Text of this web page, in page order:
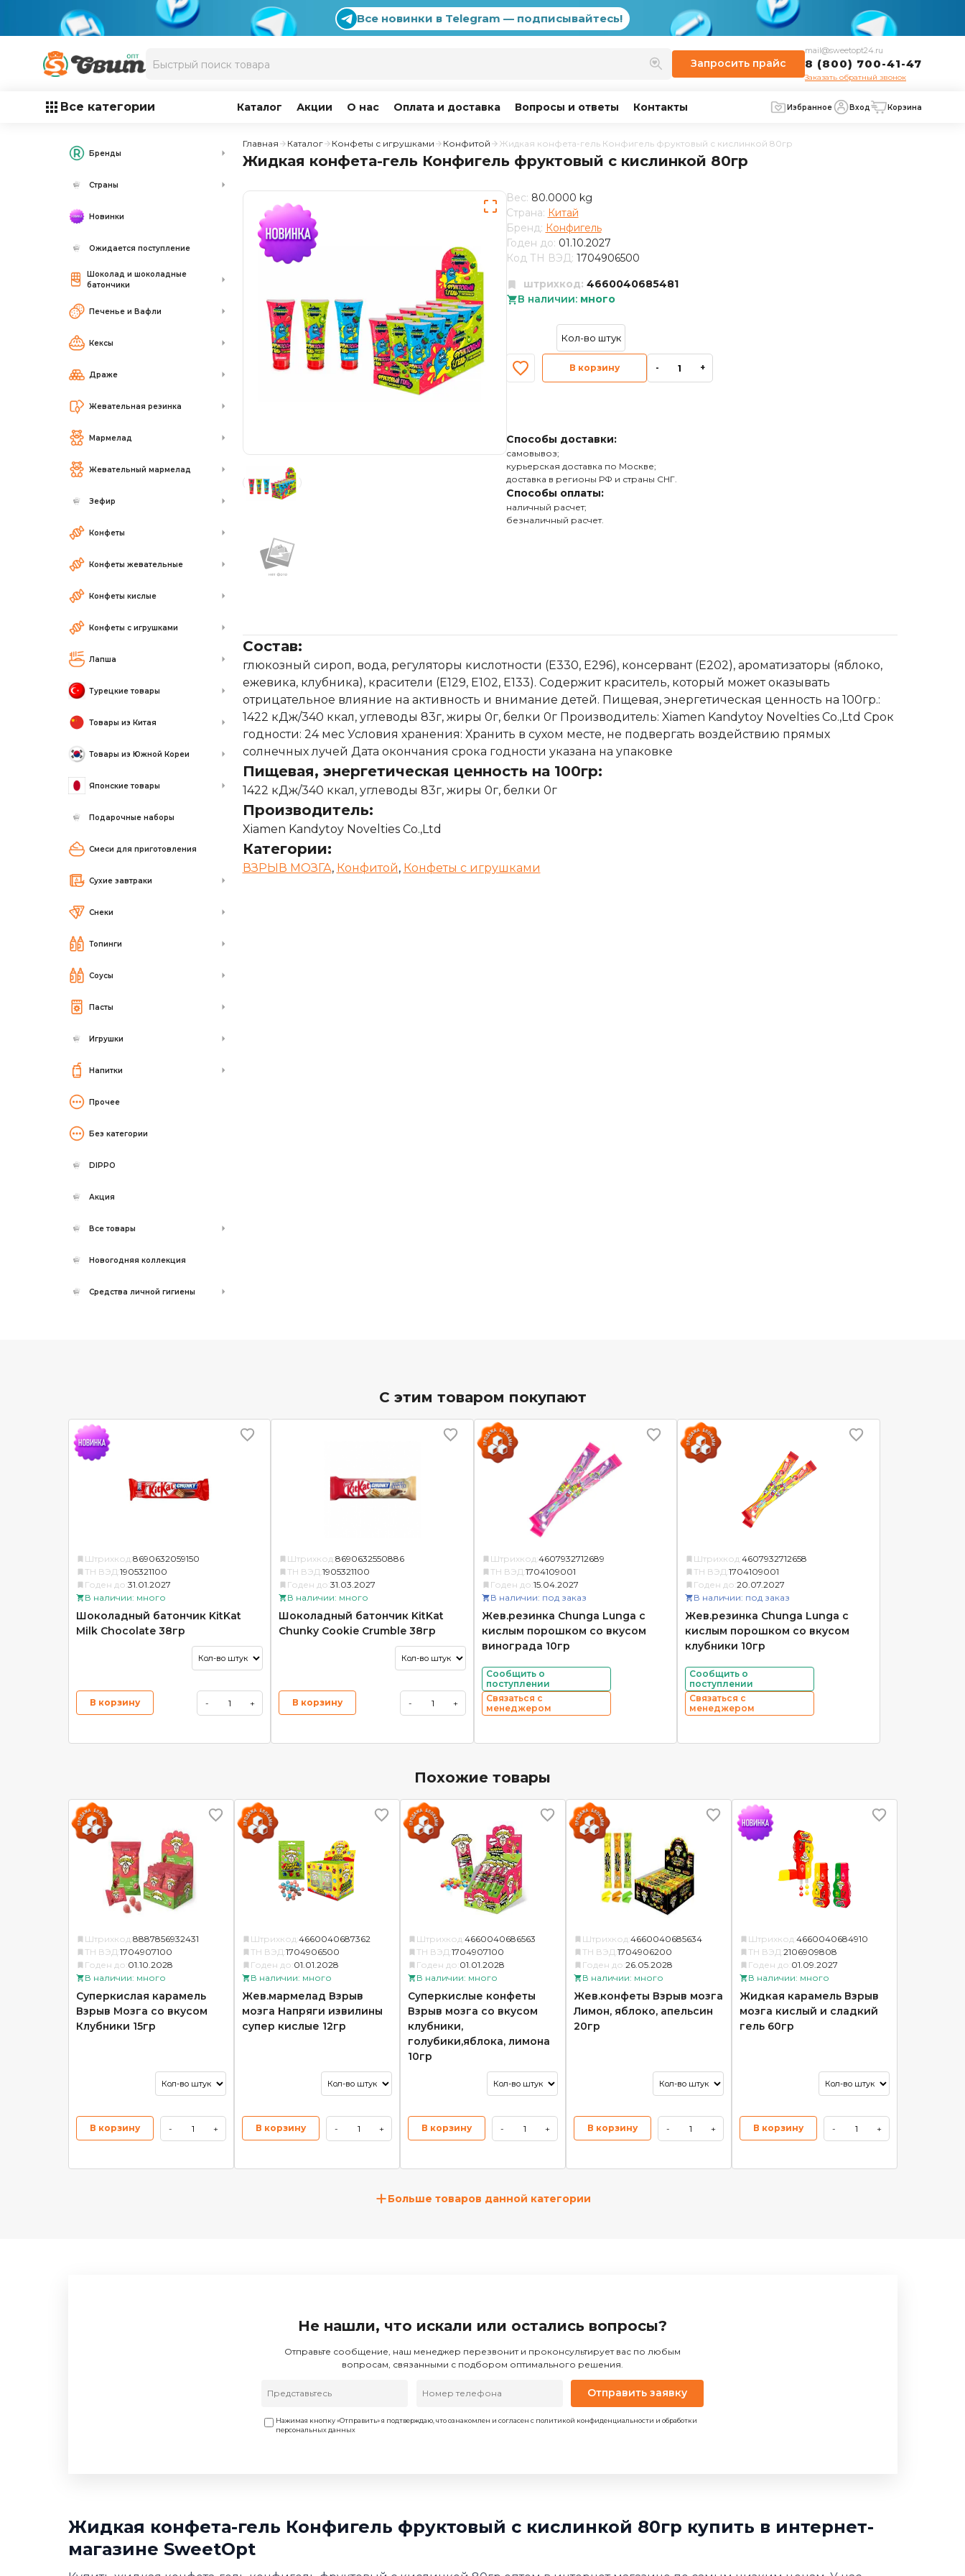
Все новинки в Telegram — подписывайтесь!
Запросить прайс
mail@sweetopt24.ru
8 (800) 700-41-47
Заказать обратный звонок
Все категории Каталог Акции О нас Оплата и доставка Вопросы и ответы Контакты Избранное Вход Корзина
Бренды
Страны
Новинки
Ожидается поступление
Шоколад и шоколадные
батончики
Печенье и Вафли
Кексы
Драже
Жевательная резинка
Мармелад
Жевательный мармелад
Зефир
Конфеты
Конфеты жевательные
Конфеты кислые
Конфеты с игрушками
Лапша
Турецкие товары
Товары из Китая
Товары из Южной Кореи
Японские товары
Подарочные наборы
Смеси для приготовления
Сухие завтраки
Снеки
Топинги
Соусы
Пасты
Игрушки
Напитки
Прочее
Без категории
DIPPO
Акция
Все товары
Новогодняя коллекция
Средства личной гигиены
Главная Каталог Конфеты с игрушками Конфитой Жидкая конфета-гель Конфигель фруктовый с кислинкой 80гр
Жидкая конфета-гель Конфигель фруктовый с кислинкой 80гр
Вес: 80.0000 kg
Страна: Китай
Бренд: Конфигель
Годен до: 01.10.2027
Код ТН ВЭД: 1704906500
штрихкод: 4660040685481
В наличии: много
В корзину - +
Способы доставки:
самовывоз;
курьерская доставка по Москве;
доставка в регионы РФ и страны СНГ.
Способы оплаты:
наличный расчет;
безналичный расчет.
Состав:
глюкозный сироп, вода, регуляторы кислотности (Е330, Е296), консервант (Е202), ароматизаторы (яблоко,
ежевика, клубника), красители (Е129, Е102, Е133). Содержит краситель, который может оказывать
отрицательное влияние на активность и внимание детей. Пищевая, энергетическая ценность на 100гр.:
1422 кДж/340 ккал, углеводы 83г, жиры 0г, белки 0г Производитель: Xiamen Kandytoy Novelties Co.,Ltd Срок
годности: 24 мес Условия хранения: Хранить в сухом месте, не подвергать воздействию прямых
солнечных лучей Дата окончания срока годности указана на упаковке
Пищевая, энергетическая ценность на 100гр:
1422 кДж/340 ккал, углеводы 83г, жиры 0г, белки 0г
Производитель:
Xiamen Kandytoy Novelties Co.,Ltd
Категории:
ВЗРЫВ МОЗГА, Конфитой, Конфеты с игрушками
С этим товаром покупают
Штрихкод: 8690632059150
ТН ВЭД: 1905321100
Годен до: 31.01.2027
В наличии: много
Шоколадный батончик KitKat
Milk Chocolate 38гр
В корзину - +
Штрихкод:8690632550886
ТН ВЭД:1905321100
Годен до:31.03.2027
В наличии: много
Шоколадный батончик KitKat
Chunky Cookie Crumble 38гр
В корзину - +
Штрихкод: 4607932712689
ТН ВЭД: 1704109001
Годен до: 15.04.2027
В наличии: под заказ
Жев.резинка Chunga Lunga с
кислым порошком со вкусом
винограда 10гр
Сообщить о
поступлении
Связаться с
менеджером
Штрихкод: 4607932712658
ТН ВЭД: 1704109001
Годен до: 20.07.2027
В наличии: под заказ
Жев.резинка Chunga Lunga с
кислым порошком со вкусом
клубники 10гр
Сообщить о
поступлении
Связаться с
менеджером
Похожие товары
Штрихкод: 8887856932431
ТН ВЭД: 1704907100
Годен до: 01.10.2028
В наличии: много
Суперкислая карамель
Взрыв Мозга со вкусом
Клубники 15гр
В корзину - +
Штрихкод: 4660040687362
ТН ВЭД: 1704906500
Годен до: 01.01.2028
В наличии: много
Жев.мармелад Взрыв
мозга Напряги извилины
супер кислые 12гр
В корзину - +
Штрихкод: 4660040686563
ТН ВЭД: 1704907100
Годен до: 01.01.2028
В наличии: много
Суперкислые конфеты
Взрыв мозга со вкусом
клубники,
голубики,яблока, лимона
10гр
В корзину - +
Штрихкод: 4660040685634
ТН ВЭД: 1704906200
Годен до: 26.05.2028
В наличии: много
Жев.конфеты Взрыв мозга
Лимон, яблоко, апельсин
20гр
В корзину - +
Штрихкод: 4660040684910
ТН ВЭД: 2106909808
Годен до: 01.09.2027
В наличии: много
Жидкая карамель Взрыв
мозга кислый и сладкий
гель 60гр
В корзину - +
+Больше товаров данной категории
Не нашли, что искали или остались вопросы?
Отправьте сообщение, наш менеджер перезвонит и проконсультирует вас по любым
вопросам, связанными с подбором оптимального решения.
Отправить заявку
Нажимая кнопку «Отправить» я подтверждаю, что ознакомлен и согласен с политикой конфиденциальности и обработки
персональных данных
Жидкая конфета-гель Конфигель фруктовый с кислинкой 80гр купить в интернет-
магазине SweetOpt